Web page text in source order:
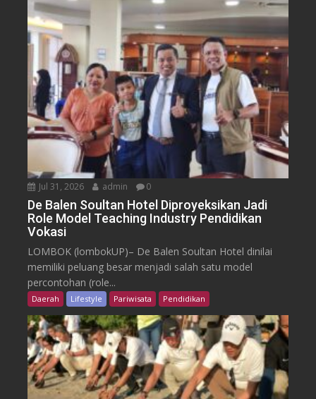
Jul 31, 2026 admin 0
De Balen Soultan Hotel Diproyeksikan Jadi
Role Model Teaching Industry Pendidikan
Vokasi
LOMBOK (lombokUP)– De Balen Soultan Hotel dinilai
memiliki peluang besar menjadi salah satu model
percontohan (role...
Daerah Lifestyle Pariwisata Pendidikan